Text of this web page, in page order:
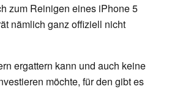
zum Reinigen eines iPhone 5
nämlich ganz offiziell nicht
ergattern kann und auch keine
möchte, für den gibt es